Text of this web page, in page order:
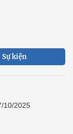
Sự kiện
10/2025